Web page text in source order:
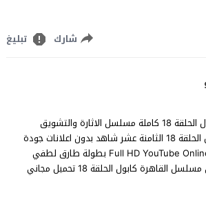
شارك تبليغ
مشاهدة القاهرة كابول الحلقة 18 كاملة مسلسل الاثارة والتشويق
المصري القاهرة كابول الحلقة 18 الثامنة عشر شاهد بدون اعلانات جودة
Full HD YouTube Online 1080p 720p 480p بطولة طارق لطفي
وفتحي عبدالوهاب في مسلسل القاهرة كابول الحلقة 18 تحميل مجاني